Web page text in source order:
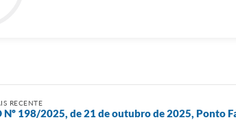
RECENTE
Nº 198/2025, de 21 de outubro de 2025, Ponto